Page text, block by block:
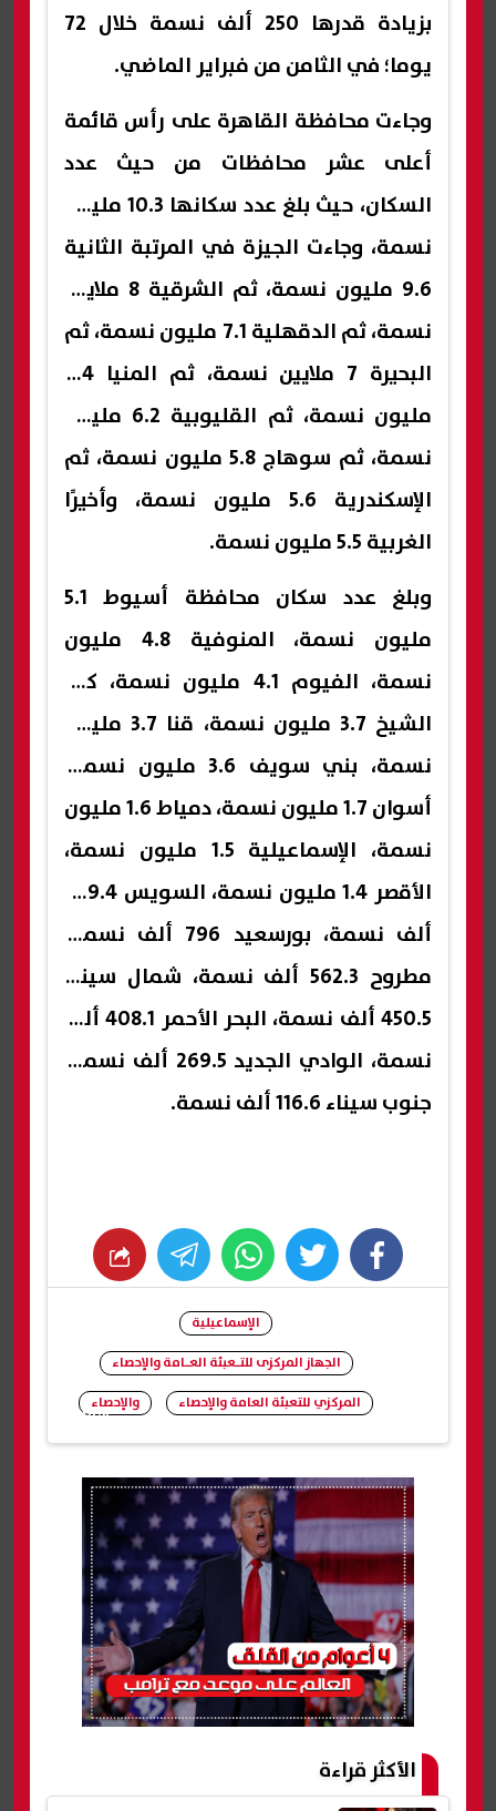
بزيادة قدرها 250 ألف نسمة خلال 72
يوما؛ في الثامن من فبراير الماضي.
وجاءت محافظة القاهرة على رأس قائمة
أعلى عشر محافظات من حيث عدد
السكان، حيث بلغ عدد سكانها 10.3 مليون
نسمة، وجاءت الجيزة في المرتبة الثانية
9.6 مليون نسمة، ثم الشرقية 8 ملايين
نسمة، ثم الدقهلية 7.1 مليون نسمة، ثم
البحيرة 7 ملايين نسمة، ثم المنيا 6.4
مليون نسمة، ثم القليوبية 6.2 مليون
نسمة، ثم سوهاج 5.8 مليون نسمة، ثم
الإسكندرية 5.6 مليون نسمة، وأخيرًا
الغربية 5.5 مليون نسمة.
وبلغ عدد سكان محافظة أسيوط 5.1
مليون نسمة، المنوفية 4.8 مليون
نسمة، الفيوم 4.1 مليون نسمة، كفر
الشيخ 3.7 مليون نسمة، قنا 3.7 مليون
نسمة، بني سويف 3.6 مليون نسمة،
أسوان 1.7 مليون نسمة، دمياط 1.6 مليون
نسمة، الإسماعيلية 1.5 مليون نسمة،
الأقصر 1.4 مليون نسمة، السويس 799.4
ألف نسمة، بورسعيد 796 ألف نسمة،
مطروح 562.3 ألف نسمة، شمال سيناء
450.5 ألف نسمة، البحر الأحمر 408.1 ألف
نسمة، الوادي الجديد 269.5 ألف نسمة،
جنوب سيناء 116.6 ألف نسمة.
facebook
twitter
whats
شارك
الإسماعيلية
الجهاز المركزى للتـعبئة العـامة والإحصاء
المركزي للتعبئة العامة والإحصاء
والإحصاء
الأكثر قراءة